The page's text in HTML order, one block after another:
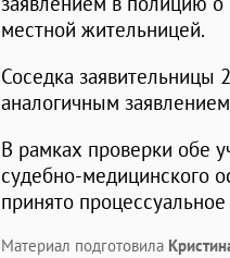
местной жительницей.
Соседка заявительницы
аналогичным
В рамках проверки обе
судебно-медицинского
принято
Материал подготовила